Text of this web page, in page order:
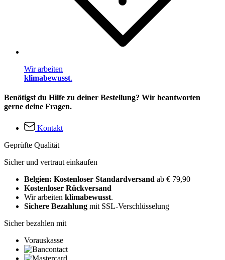
Wir arbeiten
klimabewusst.
Benötigst du Hilfe zu deiner Bestellung? Wir beantworten
gerne deine Fragen.
Kontakt
Geprüfte Qualität
Sicher und vertraut einkaufen
Belgien: Kostenloser Standardversand ab € 79,90
Kostenloser Rückversand
Wir arbeiten klimabewusst.
Sichere Bezahlung mit SSL-Verschlüsselung
Sicher bezahlen mit
Vorauskasse